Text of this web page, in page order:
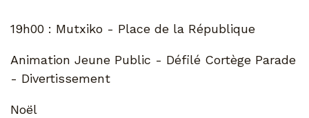
19h00 : Mutxiko - Place de la République
Animation Jeune Public - Défilé Cortège Parade
- Divertissement
Noël